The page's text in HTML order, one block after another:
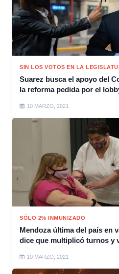
SIN LOS VOTOS EN LA
Suarez busca el apoyo del
la reforma pedida por el
10 MARZO, 2021
SÓLO 2% INMUNIZADO
Mendoza última del país en
dice que multiplicó turnos y
10 MARZO, 2021